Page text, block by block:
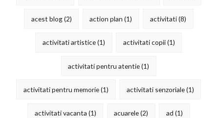
acest blog(2) action plan (1) activitati(8)
activitati artistice(1) activitati copii(1)
activitati pentru atentie(1)
activitati pentru memorie(1) activitati senzoriale(1)
activitati vacanta (1) acuarele(2) ad (1)